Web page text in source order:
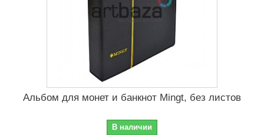
Альбом для монет и банкнот Mingt, без листов
В наличии